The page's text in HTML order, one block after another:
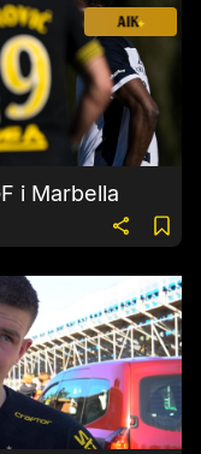
i Marbella